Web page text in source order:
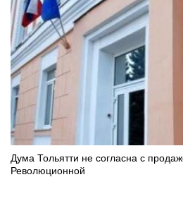
Дума Тольятти не согласна с
Революционной